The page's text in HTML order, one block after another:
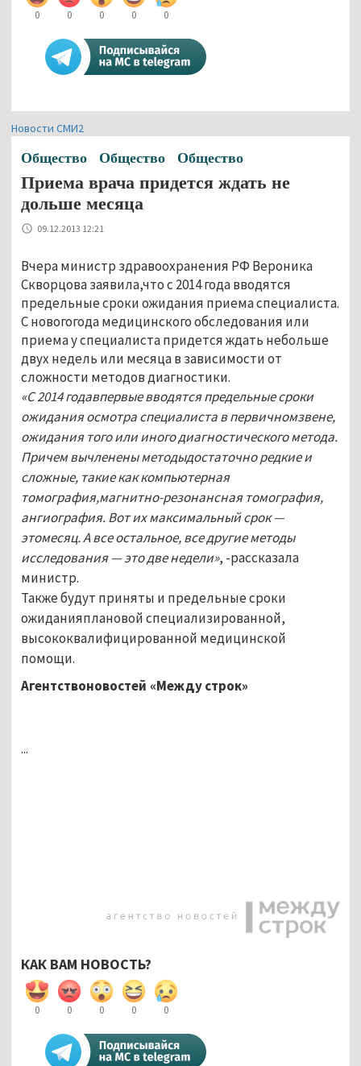
0 0 0 0 0
Новости СМИ2
Общество Общество Общество
Приема врача придется ждать не
дольше месяца
09.12.2013 12:21
Вчера министр здравоохранения РФ Вероника
Скворцова заявила,что с 2014 года вводятся
предельные сроки ожидания приема специалиста.
С новогогода медицинского обследования или
приема у специалиста придется ждать небольше
двух недель или месяца в зависимости от
сложности методов диагностики.
«С 2014 годавпервые вводятся предельные сроки
ожидания осмотра специалиста в первичномзвене,
ожидания того или иного диагностического метода.
Причем вычленены методыдостаточно редкие и
сложные, такие как компьютерная
томография,магнитно-резонансная томография,
ангиография. Вот их максимальный срок —
этомесяц. А все остальное, все другие методы
исследования — это две недели», -рассказала
министр.
Также будут приняты и предельные сроки
ожиданияплановой специализированной,
высококвалифицированной медицинской
помощи.
Агентствоновостей «Между строк»
...
КАК ВАМ НОВОСТЬ?
0 0 0 0 0